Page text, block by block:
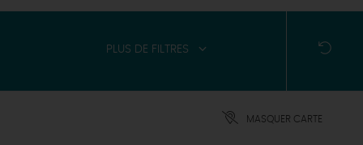
PLUS DE FILTRES
MASQUER CARTE